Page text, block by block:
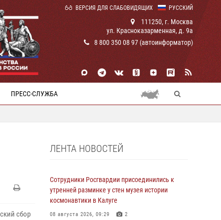
РУССКИЙ
ВЕРСИЯ ДЛЯ СЛАБОВИДЯЩИХ
111250, г. Москва
ул. Красноказарменная, д. 9а
8 800 350 08 97 (автоинформатор)
ПРЕСС-СЛУЖБА
сбор
ЛЕНТА НОВОСТЕЙ
Сотрудники Росгвардии присоединились к
утренней разминке у стен музея истории
космонавтики в Калуге
08 августа 2026, 09:29 2